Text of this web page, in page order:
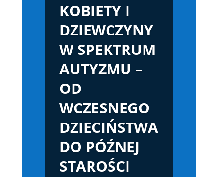
KOBIETY I
DZIEWCZYNY
W SPEKTRUM
AUTYZMU –
OD
WCZESNEGO
DZIECIŃSTWA
DO PÓŹNEJ
STAROŚCI